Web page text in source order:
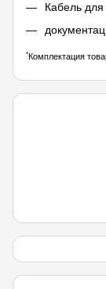
Кабель
*Комплектация